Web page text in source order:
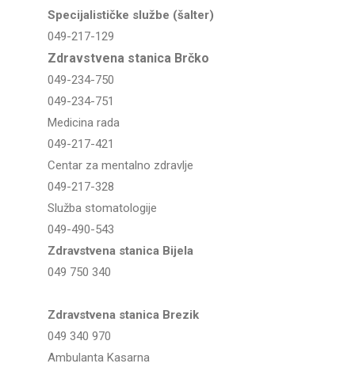
Specijalističke službe (šalter)
049-217-129
Zdravstvena stanica Brčko
049-234-750
049-234-751
Medicina rada
049-217-421
Centar za mentalno zdravlje
049-217-328
Služba stomatologije
049-490-543
Zdravstvena stanica Bijela
049 750 340
Zdravstvena stanica Brezik
049 340 970
Ambulanta Kasarna